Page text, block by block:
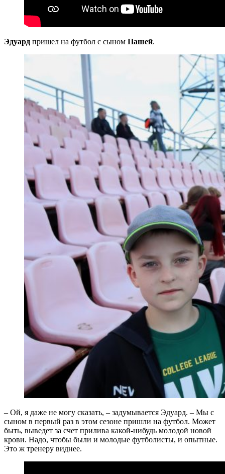
Эдуард пришел на футбол с сыном Пашей.
– Ой, я даже не могу сказать, – задумывается Эдуард. – Мы с
сыном в первый раз в этом сезоне пришли на футбол. Может
быть, выведет за счет прилива какой-нибудь молодой новой
крови. Надо, чтобы были и молодые футболисты, и опытные.
Это ж тренеру виднее.